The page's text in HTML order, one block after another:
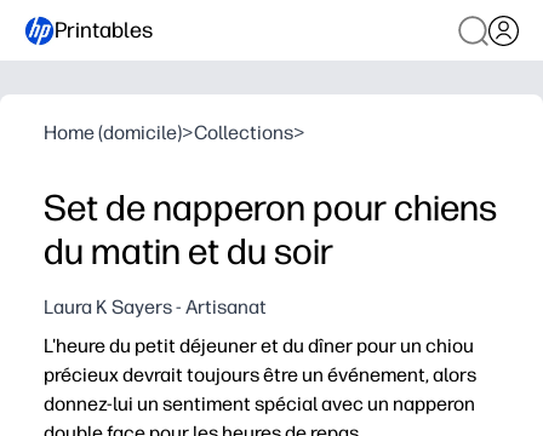
Printables
Home (domicile)>Collections>
Set de napperon pour chiens
du matin et du soir
Laura K Sayers - Artisanat
L'heure du petit déjeuner et du dîner pour un chiou
précieux devrait toujours être un événement, alors
donnez-lui un sentiment spécial avec un napperon